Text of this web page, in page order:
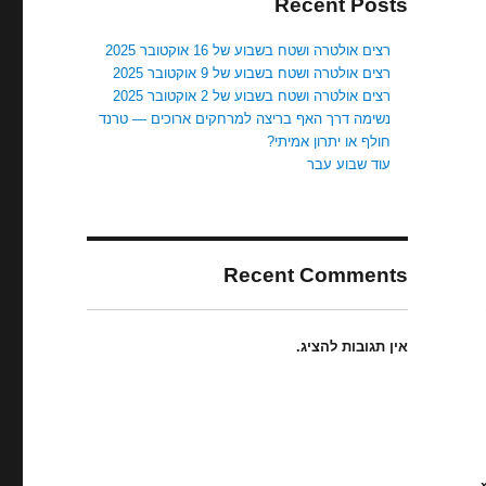
Recent Posts
רצים אולטרה ושטח בשבוע של 16 אוקטובר 2025
רצים אולטרה ושטח בשבוע של 9 אוקטובר 2025
רצים אולטרה ושטח בשבוע של 2 אוקטובר 2025
נשימה דרך האף בריצה למרחקים ארוכים — טרנד
חולף או יתרון אמיתי?
עוד שבוע עבר
Recent Comments
אין תגובות להציג.